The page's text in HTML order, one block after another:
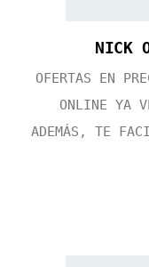
NICK
OFERTAS EN
ONLINE YA
ADEMÁS, TE